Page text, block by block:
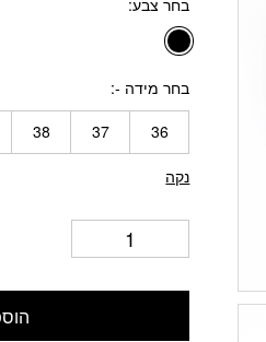
בחר מידה -
36
37
38
נקה